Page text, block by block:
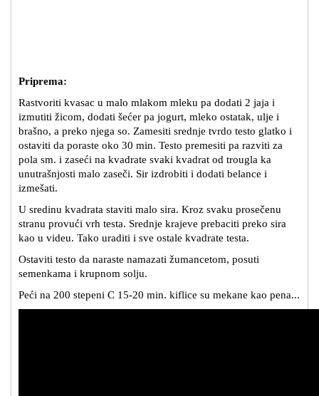
Priprema:
Rastvoriti kvasac u malo mlakom mleku pa dodati 2 jaja i
izmutiti žicom, dodati šećer pa jogurt, mleko ostatak, ulje i
brašno, a preko njega so. Zamesiti srednje tvrdo testo glatko i
ostaviti da poraste oko 30 min. Testo premesiti pa razviti za
pola sm. i zaseći na kvadrate svaki kvadrat od trougla ka
unutrašnjosti malo zaseči. Sir izdrobiti i dodati belance i
izmešati.
U sredinu kvadrata staviti malo sira. Kroz svaku prosečenu
stranu provući vrh testa. Srednje krajeve prebaciti preko sira
kao u videu. Tako uraditi i sve ostale kvadrate testa.
Ostaviti testo da naraste namazati žumancetom, posuti
semenkama i krupnom solju.
Peći na 200 stepeni C 15-20 min. kiflice su mekane kao pena...